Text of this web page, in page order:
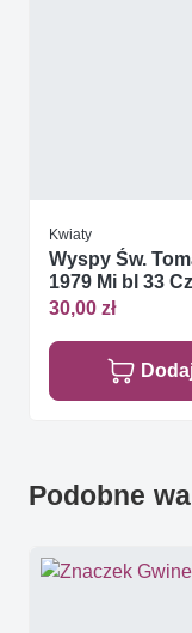
Kwiaty
Wyspy Św.
1979 Mi bl 33
30,00 zł
Podobne